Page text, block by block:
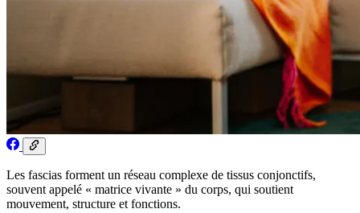
Les fascias forment un réseau complexe de tissus conjonctifs,
souvent appelé « matrice vivante » du corps, qui soutient
mouvement, structure et fonctions.